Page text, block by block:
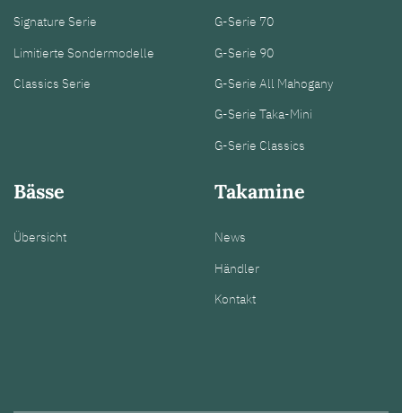
Signature Serie
Limitierte Sondermodelle
Classics Serie
G-Serie 70
G-Serie 90
G-Serie All Mahogany
G-Serie Taka-Mini
G-Serie Classics
Bässe
Übersicht
Takamine
News
Händler
Kontakt